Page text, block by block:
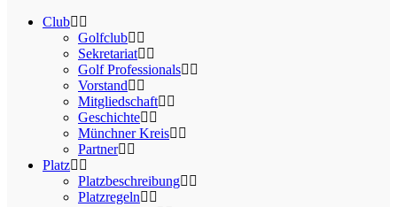
Club
Golfclub
Sekretariat
Golf Professionals
Vorstand
Mitgliedschaft
Geschichte
Münchner Kreis
Partner
Platz
Platzbeschreibung
Platzregeln